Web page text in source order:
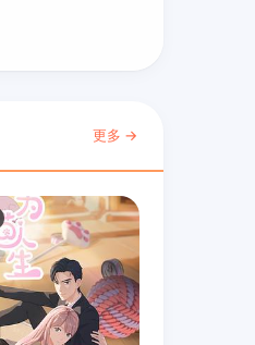
更多 →